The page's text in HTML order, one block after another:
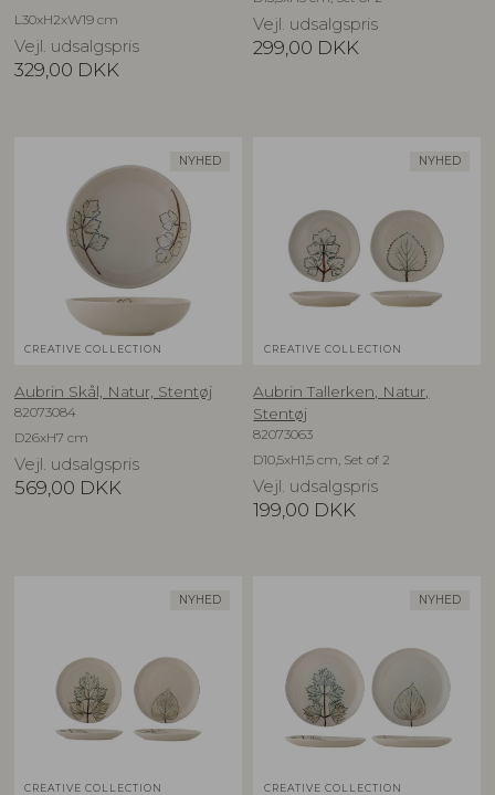
L30xH2xW19 cm
Vejl. udsalgspris
329,00 DKK
Vejl. udsalgspris
299,00 DKK
NYHED
CREATIVE COLLECTION
Aubrin Skål, Natur, Stentøj
82073084
D26xH7 cm
Vejl. udsalgspris
569,00 DKK
NYHED
CREATIVE COLLECTION
Aubrin Tallerken, Natur,
Stentøj
82073063
D10,5xH1,5 cm, Set of 2
Vejl. udsalgspris
199,00 DKK
NYHED
CREATIVE COLLECTION
NYHED
CREATIVE COLLECTION